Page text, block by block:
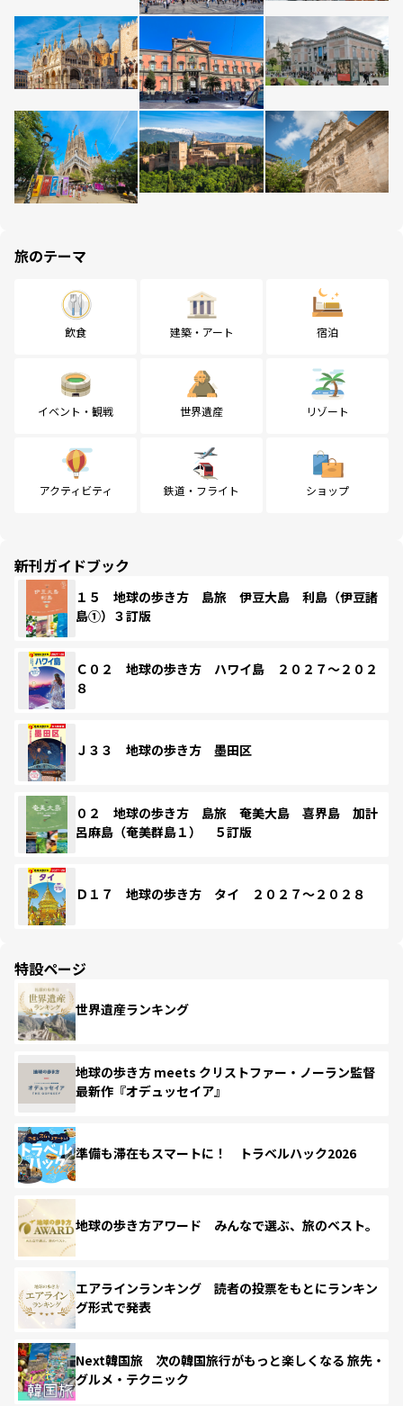
旅のテーマ
飲食 建築・アート 宿泊
イベント・観戦 世界遺産 リゾート
アクティビティ 鉄道・フライト ショップ
新刊ガイドブック
１５ 地球の歩き方 島旅 伊豆大島 利島（伊豆諸
島①）３訂版
Ｃ０２ 地球の歩き方 ハワイ島 ２０２７～２０２
８
Ｊ３３ 地球の歩き方 墨田区
０２ 地球の歩き方 島旅 奄美大島 喜界島 加計
呂麻島（奄美群島１） ５訂版
Ｄ１７ 地球の歩き方 タイ ２０２７～２０２８
特設ページ
世界遺産ランキング
地球の歩き方 meets クリストファー・ノーラン監督
最新作『オデュッセイア』
準備も滞在もスマートに！ トラベルハック2026
地球の歩き方アワード みんなで選ぶ、旅のベスト。
エアラインランキング 読者の投票をもとにランキン
グ形式で発表
Next韓国旅 次の韓国旅行がもっと楽しくなる 旅先・
グルメ・テクニック